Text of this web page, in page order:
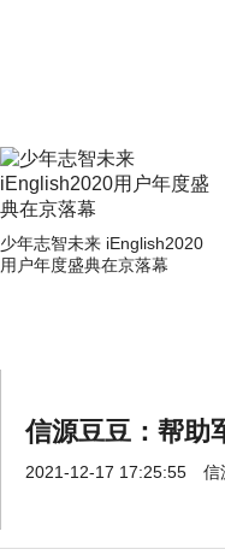
少年志智未来 iEnglish2020
用户年度盛典在京落幕
信源豆豆：帮助
2021-12-17 17:25:55 信